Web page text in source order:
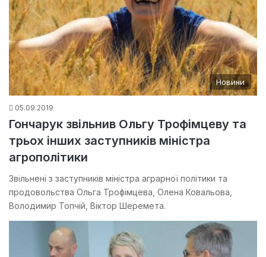
Новини
05.09.2019
Гончарук звільнив Ольгу Трофімцеву та
трьох інших заступників міністра
агрополітики
Звільнені з заступників міністра аграрної політики та
продовольства Ольга Трофімцева, Олена Ковальова,
Володимир Топчій, Віктор Шеремета.